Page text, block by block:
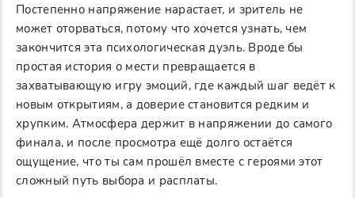
Постепенно напряжение нарастает, и зритель не
может оторваться, потому что хочется узнать, чем
закончится эта психологическая дуэль. Вроде бы
простая история о мести превращается в
захватывающую игру эмоций, где каждый шаг ведёт к
новым открытиям, а доверие становится редким и
хрупким. Атмосфера держит в напряжении до самого
финала, и после просмотра ещё долго остаётся
ощущение, что ты сам прошёл вместе с героями этот
сложный путь выбора и расплаты.